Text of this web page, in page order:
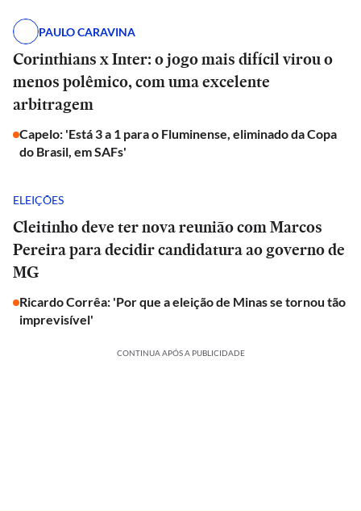
PAULO CARAVINA
Corinthians x Inter: o jogo mais difícil virou o
menos polêmico, com uma excelente
arbitragem
Capelo: 'Está 3 a 1 para o Fluminense, eliminado da Copa
do Brasil, em SAFs'
ELEIÇÕES
Cleitinho deve ter nova reunião com Marcos
Pereira para decidir candidatura ao governo de
MG
Ricardo Corrêa: 'Por que a eleição de Minas se tornou tão
imprevisível'
CONTINUA APÓS A PUBLICIDADE